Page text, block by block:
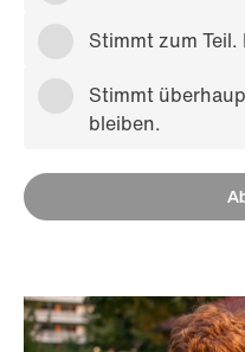
Stimmt zum
Stimmt
bleiben.